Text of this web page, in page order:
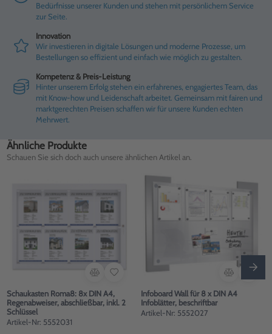
Bedürfnisse unserer Kunden und stehen mit persönlichem Service
zur Seite.
Innovation
Wir investieren in digitale Lösungen und moderne Prozesse, um
Bestellungen so effizient und einfach wie möglich zu gestalten.
Kompetenz & Preis-Leistung
Hinter unserem Erfolg stehen ein erfahrenes, engagiertes Team, das
mit Know-how und Leidenschaft arbeitet. Gemeinsam mit fairen und
marktgerechten Preisen schaffen wir für unsere Kunden echten
Mehrwert.
Ähnliche Produkte
Schauen Sie sich doch auch unsere ähnlichen Artikel an.
Schaukasten Roma8: 8x DIN A4,
Regenabweiser, abschließbar, inkl. 2
Schlüssel
Artikel-Nr: 5552031
Infoboard Wall für 8 x DIN A4
Infoblätter, beschriftbar
Artikel-Nr: 5552027